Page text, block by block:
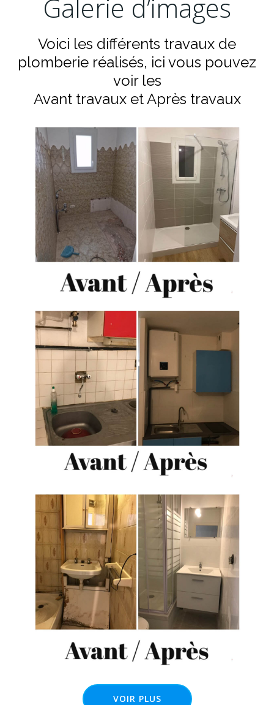
Galerie d’images
Voici les différents travaux de
plomberie réalisés, ici vous pouvez
voir les
Avant travaux et Après travaux
VOIR PLUS